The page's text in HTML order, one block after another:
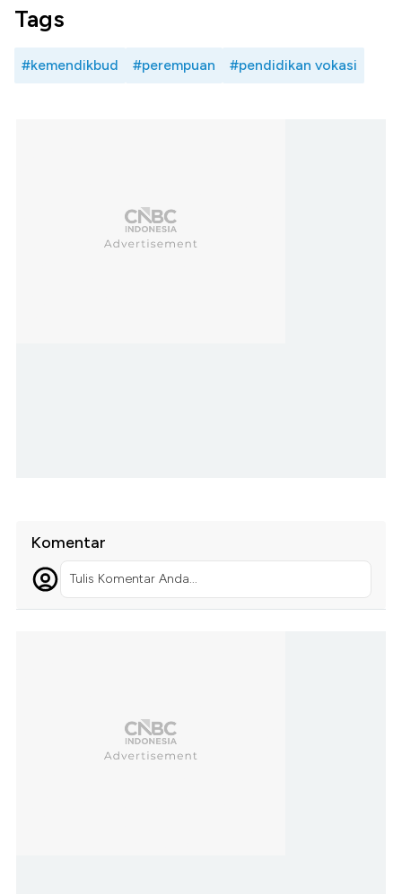
Tags
#kemendikbud #perempuan #pendidikan vokasi
Komentar
Tulis Komentar Anda...